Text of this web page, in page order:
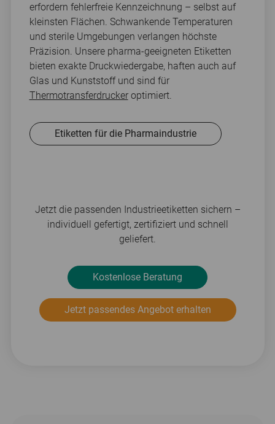
erfordern fehlerfreie Kennzeichnung – selbst auf
kleinsten Flächen. Schwankende Temperaturen
und sterile Umgebungen verlangen höchste
Präzision. Unsere pharma-geeigneten Etiketten
bieten exakte Druckwiedergabe, haften auch auf
Glas und Kunststoff und sind für
Thermotransferdruckeroptimiert.
Etiketten für die Pharmaindustrie
Jetzt die passenden Industrieetiketten sichern –
individuell gefertigt, zertifiziert und schnell
geliefert.
Kostenlose Beratung
Jetzt passendes Angebot erhalten